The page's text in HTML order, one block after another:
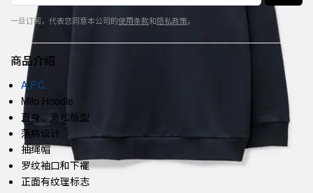
一旦订阅，代表您同意本公司的使用条款和隐私政策。
商品介绍
A.P.C.
Milo Hoodie
直身、宽松版型
落肩设计
抽绳帽
罗纹袖口和下襬
正面有纹理标志